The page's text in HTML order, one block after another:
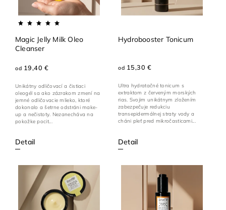
Magic Jelly Milk Oleo
Cleanser
od 19,40 €
Detail
Unikátny odličovací a čistiaci
oleogél sa ako zázrakom zmení na
jemné odličovacie mlieko, ktoré
dokonalo a šetrne odstráni make-
up a nečistoty. Nezanecháva na
pokožke pocit...
Hydrobooster Tonicum
od 15,30 €
Detail
Ultra hydratačné tonicum s
extraktom z červeným morských
rias. Svojim unikátnym zložením
zabezpečuje redukciu
transepidermálnej straty vody a
cháni pleť pred mikročasticami...